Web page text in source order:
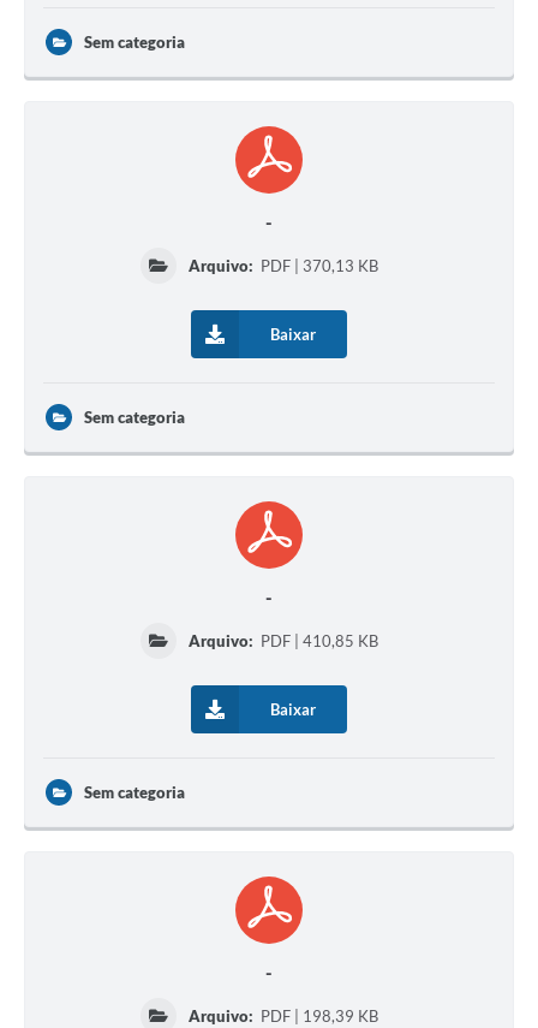
Sem categoria
-
Arquivo: PDF | 370,13 KB
Baixar
Sem categoria
-
Arquivo: PDF | 410,85 KB
Baixar
Sem categoria
-
Arquivo: PDF | 198,39 KB